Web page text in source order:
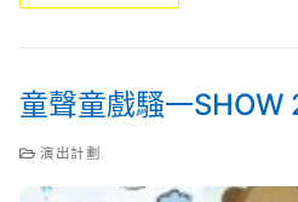
童聲童戲騷一SHOW
演出計劃